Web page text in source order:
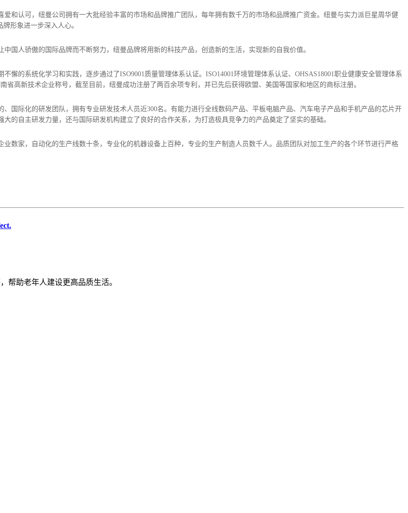
和认可，纽曼公司拥有一大批经验丰富的市场和品牌推广团队，每年拥有数千万的市场和品牌推广资金。纽曼与实力派巨星周华健
形象进一步深入人心。
国人骄傲的国际品牌而不断努力，纽曼品牌将用新的科技产品，创造新的生活，实现新的自我价值。
懈的系统化学习和实践，逐步通过了ISO9001质量管理体系认证。ISO14001环境管理体系认证、OHSAS18001职业健康安全管理体系
高新技术企业称号，截至目前，纽曼成功注册了两百余项专利，并已先后获得欧盟、美国等国家和地区的商标注册。
国际化的研发团队，拥有专业研发技术人员近300名。有能力进行全线数码产品、平板电脑产品、汽车电子产品和手机产品的芯片开
的自主研发力量，还与国际研发机构建立了良好的合作关系，为打造极具竞争力的产品奠定了坚实的基础。
数家，自动化的生产线数十条，专业化的机器设备上百种，专业的生产制造人员数千人。品质团队对加工生产的各个环节进行严格
帮助老年人建设更高品质生活。